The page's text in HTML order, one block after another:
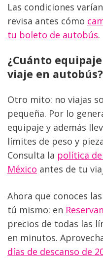
Las condiciones
revisa antes cómo
tu boleto de autobús.
¿Cuánto
viaje en autobús?
Otro mito: no viajas
pequeña. Por lo
equipaje y además
límites de peso y
Consulta la política
México antes de tu
Ahora que conoces
tú mismo: en
precios de todas las
en minutos.
días de descanso de